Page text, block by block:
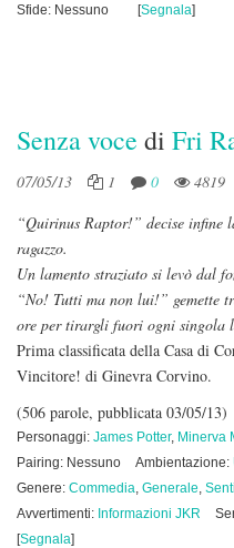
Sfide: Nessuno
[Segnala]
Senza voce di Fri
07/05/13 1 0 4819
“Quirinus Raptor!” decise infine
ragazzo.
Un lamento straziato si levò dal
“No! Tutti ma non lui!” gemette
ore per tirargli fuori ogni singola
Prima classificata della Casa di
Vincitore! di Ginevra Corvino.
(506 parole, pubblicata 03/05/13)
Personaggi: James Potter, Minerva
Pairing: Nessuno
Ambientazione:
Genere: Commedia, Generale,
Avvertimenti: Informazioni JKR
[Segnala]